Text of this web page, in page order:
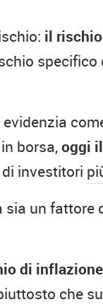
il
borsa,oggi
investitori
un fattore
di
che